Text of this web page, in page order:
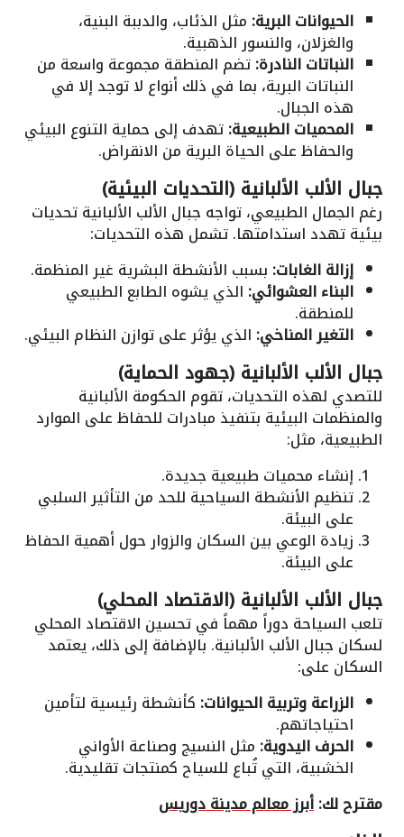
الحيوانات البرية: مثل الذئاب، والدببة البنية،
والغزلان، والنسور الذهبية.
النباتات النادرة:تضم المنطقة مجموعة واسعة من
النباتات البرية، بما في ذلك أنواع لا توجد إلا في
هذه الجبال.
المحميات الطبيعية:تهدف إلى حماية التنوع البيئي
والحفاظ على الحياة البرية من الانقراض.
جبال الألب الألبانية (التحديات البيئية)
رغم الجمال الطبيعي، تواجه جبال الألب الألبانية تحديات
بيئية تهدد استدامتها. تشمل هذه التحديات:
إزالة الغابات: بسبب الأنشطة البشرية غير المنظمة.
البناء العشوائي: الذي يشوه الطابع الطبيعي
للمنطقة.
التغير المناخي: الذي يؤثر على توازن النظام البيئي.
جبال الألب الألبانية (جهود الحماية)
للتصدي لهذه التحديات، تقوم الحكومة الألبانية
والمنظمات البيئية بتنفيذ مبادرات للحفاظ على الموارد
الطبيعية، مثل:
إنشاء محميات طبيعية جديدة.
تنظيم الأنشطة السياحية للحد من التأثير السلبي
على البيئة.
زيادة الوعي بين السكان والزوار حول أهمية الحفاظ
على البيئة.
جبال الألب الألبانية (الاقتصاد المحلي)
تلعب السياحة دوراً مهماً في تحسين الاقتصاد المحلي
لسكان جبال الألب الألبانية. بالإضافة إلى ذلك، يعتمد
السكان على:
الزراعة وتربية الحيوانات: كأنشطة رئيسية لتأمين
احتياجاتهم.
الحرف اليدوية: مثل النسيج وصناعة الأواني
الخشبية، التي تُباع للسياح كمنتجات تقليدية.
مقترح لك:أبرز معالم مدينة دوريس